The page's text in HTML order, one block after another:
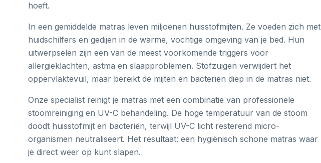
hoeft.
In een gemiddelde matras leven miljoenen huisstofmijten. Ze voeden zich met
huidschilfers en gedijen in de warme, vochtige omgeving van je bed. Hun
uitwerpselen zijn een van de meest voorkomende triggers voor
allergieklachten, astma en slaapproblemen. Stofzuigen verwijdert het
oppervlaktevuil, maar bereikt de mijten en bacteriën diep in de matras niet.
Onze specialist reinigt je matras met een combinatie van professionele
stoomreiniging en UV-C behandeling. De hoge temperatuur van de stoom
doodt huisstofmijt en bacteriën, terwijl UV-C licht resterend micro-
organismen neutraliseert. Het resultaat: een hygiënisch schone matras waar
je direct weer op kunt slapen.